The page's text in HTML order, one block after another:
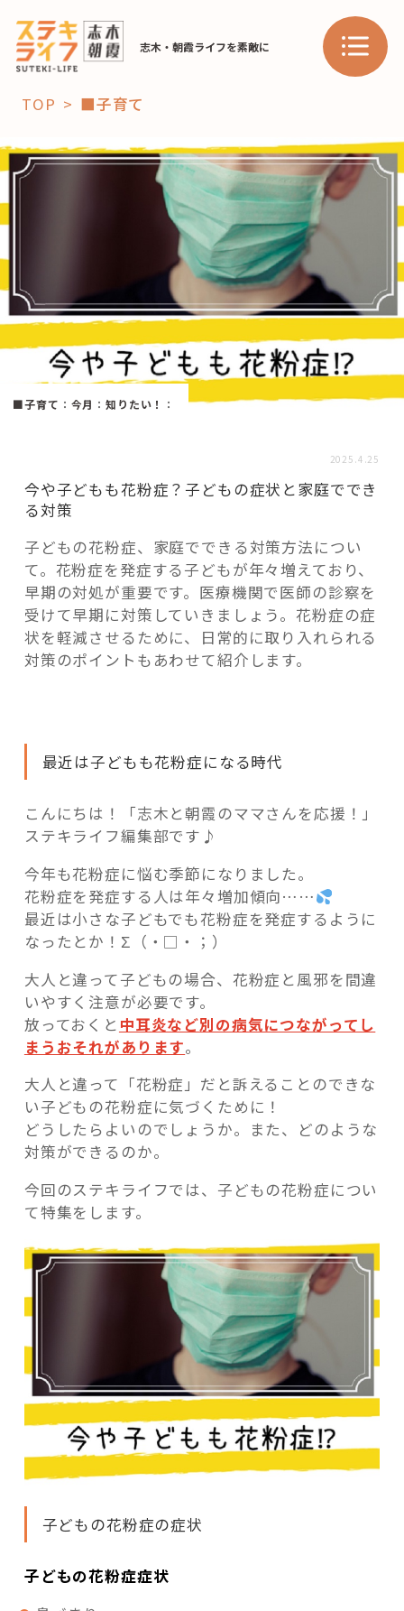
志木・朝霞ライフを素敵に
「コト」
暮らし
スポット 学び・教育
「場」
HAREL 活用事例
「モノ」
fleXe リノベ事例
「ひと」
協賛・協力店
記事検索
TOP ■子育て
■子育て ： 今月 ：知りたい！ ：
2025.4.25
今や子どもも花粉症？子どもの症状と家庭ででき
る対策
子どもの花粉症、家庭でできる対策方法につい
て。花粉症を発症する子どもが年々増えており、
早期の対処が重要です。医療機関で医師の診察を
受けて早期に対策していきましょう。花粉症の症
状を軽減させるために、日常的に取り入れられる
対策のポイントもあわせて紹介します。
最近は子どもも花粉症になる時代
こんにちは！「志木と朝霞のママさんを応援！」
ステキライフ編集部です♪
今年も花粉症に悩む季節になりました。
花粉症を発症する人は年々増加傾向……
最近は小さな子どもでも花粉症を発症するように
なったとか！Σ（・□・；）
大人と違って子どもの場合、花粉症と風邪を間違
いやすく注意が必要です。
放っておくと 中耳炎など別の病気につながってし
まうおそれがあります。
大人と違って「花粉症」だと訴えることのできな
い子どもの花粉症に気づくために！
どうしたらよいのでしょうか。また、どのような
対策ができるのか。
今回のステキライフでは、子どもの花粉症につい
て特集をします。
子どもの花粉症の症状
子どもの花粉症症状